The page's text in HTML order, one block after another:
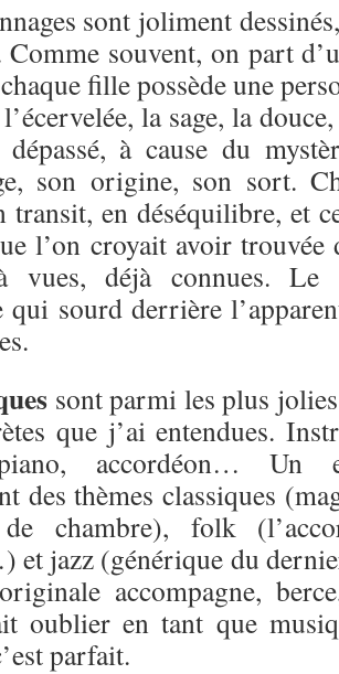
sont joliment
souvent, on part
fille possède une
la sage, la
à cause du
son origine, son sort.
transit, en déséquilibre, et
l’on croyait avoir trouvée
vues, déjà connues. Le
qui sourd derrière
sont parmi les plus
que j’ai entendues.
accordéon… Un
des thèmes classiques
chambre), folk
jazz (générique du
accompagne,
oublier en tant que
parfait.